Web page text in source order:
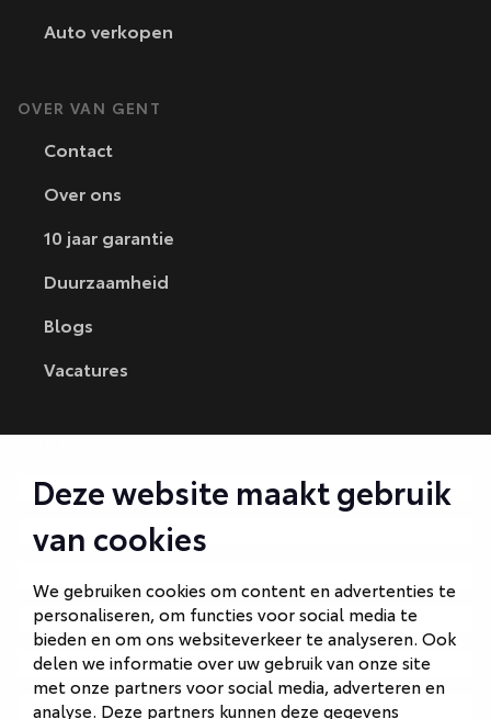
Deze website maakt gebruik
van cookies
We gebruiken cookies om content en advertenties te
personaliseren, om functies voor social media te
bieden en om ons websiteverkeer te analyseren. Ook
delen we informatie over uw gebruik van onze site
met onze partners voor social media, adverteren en
analyse. Deze partners kunnen deze gegevens
Auto verkopen
OVER VAN GENT
Contact
Over ons
10 jaar garantie
Duurzaamheid
Blogs
Vacatures
Autobedrijf Amersfoort
Autobedrijf Ede
Autobedrijf Naarden
Autobedrijf Veenendaal
Van Gent Schadeherstel